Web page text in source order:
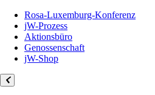
Rosa-Luxemburg-Konferenz
jW-Prozess
Aktionsbüro
Genossenschaft
jW-Shop